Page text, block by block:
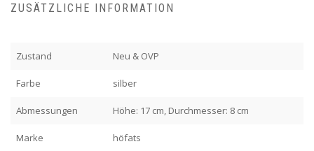
ZUSÄTZLICHE INFORMATION
Zustand Neu & OVP
Farbe silber
Abmessungen Höhe: 17 cm, Durchmesser: 8 cm
Marke höfats